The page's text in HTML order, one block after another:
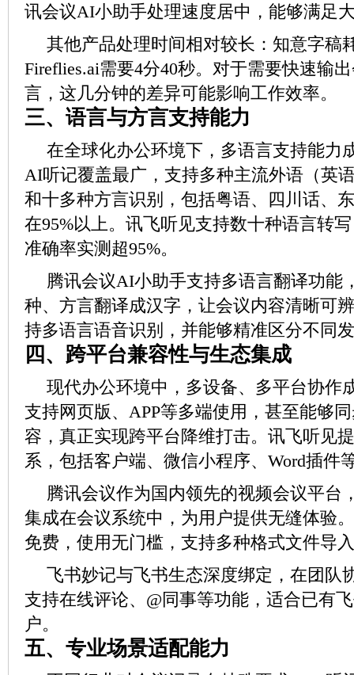
讯会议AI小助手处理速度居中，能够满足
其他产品处理时间相对较长：知意字稿
Fireflies.ai需要4分40秒。对于需要快速输
言，这几分钟的差异可能影响工作效率。
三、语言与方言支持能力
在全球化办公环境下，多语言支持能力
AI听记覆盖最广，支持多种主流外语（英
和十多种方言识别，包括粤语、四川话、
在95%以上。讯飞听见支持数十种语言转
准确率实测超95%。
腾讯会议AI小助手支持多语言翻译功能
种、方言翻译成汉字，让会议内容清晰可
持多语言语音识别，并能够精准区分不同
四、跨平台兼容性与生态集成
现代办公环境中，多设备、多平台协作
支持网页版、APP等多端使用，甚至能够
容，真正实现跨平台降维打击。讯飞听见
系，包括客户端、微信小程序、Word插件
腾讯会议作为国内领先的视频会议平台
集成在会议系统中，为用户提供无缝体验
免费，使用无门槛，支持多种格式文件导
飞书妙记与飞书生态深度绑定，在团队
支持在线评论、@同事等功能，适合已有
户。
五、专业场景适配能力